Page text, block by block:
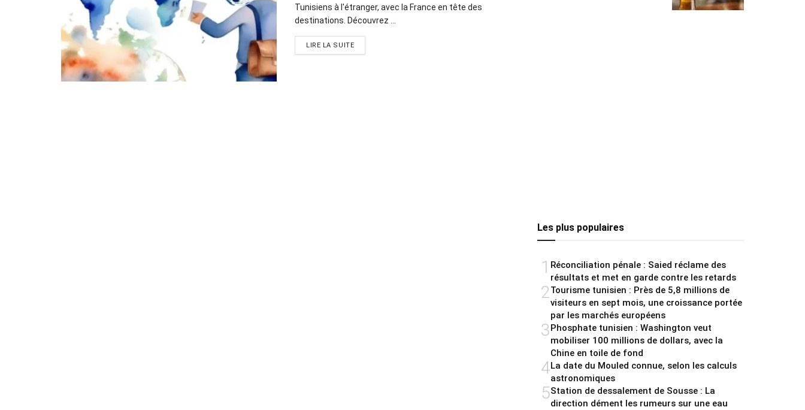
Tunisiens à l'étranger, avec la France en tête des
destinations. Découvrez ...
LIRE LA SUITE
Les plus populaires
1 Réconciliation pénale : Saied réclame des
résultats et met en garde contre les retards
2Tourisme tunisien : Près de 5,8 millions de
visiteurs en sept mois, une croissance portée
par les marchés européens
3Phosphate tunisien : Washington veut
mobiliser 100 millions de dollars, avec la
Chine en toile de fond
4La date du Mouled connue, selon les calculs
astronomiques
5Station de dessalement de Sousse : La
direction dément les rumeurs sur une eau